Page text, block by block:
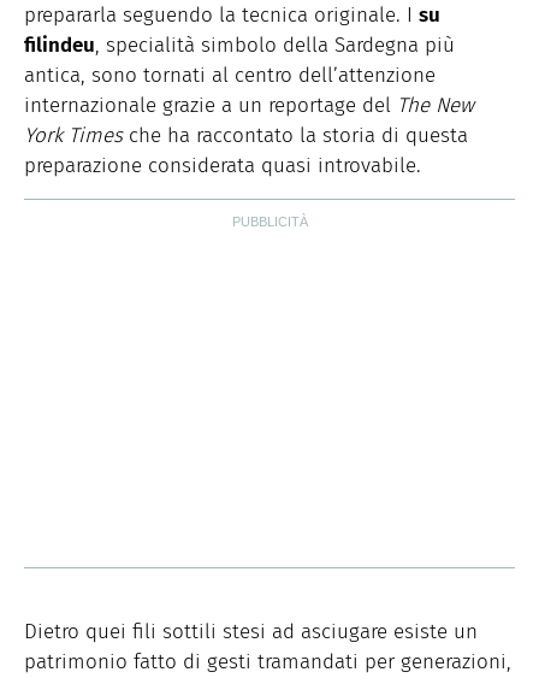
prepararla seguendo la tecnica originale. I su
filindeu, specialità simbolo della Sardegna più
antica, sono tornati al centro dell’attenzione
internazionale grazie a un reportage del The New
York Timesche ha raccontato la storia di questa
preparazione considerata quasi introvabile.
Dietro quei fili sottili stesi ad asciugare esiste un
patrimonio fatto di gesti tramandati per generazioni,